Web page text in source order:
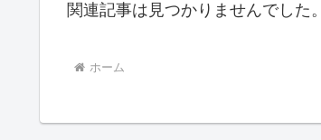
関連記事は見つかりませんでした。
ホーム